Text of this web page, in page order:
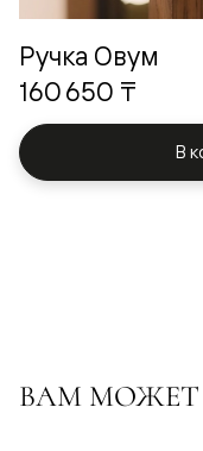
Ручка Овум
160 650 ₸
В
ВАМ МОЖЕТ